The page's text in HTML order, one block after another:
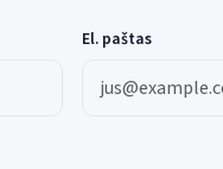
El. paštas